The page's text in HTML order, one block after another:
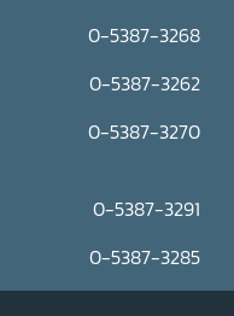
0-5387-3268
0-5387-3262
0-5387-3270
0-5387-3291
0-5387-3285